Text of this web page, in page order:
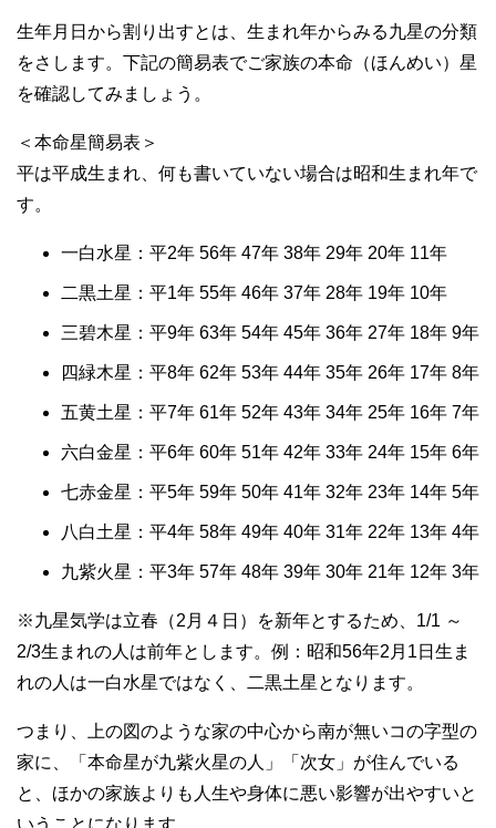
生年月日から割り出すとは、生まれ年からみる九星の分類
をさします。下記の簡易表でご家族の本命（ほんめい）星
を確認してみましょう。
＜本命星簡易表＞
平は平成生まれ、何も書いていない場合は昭和生まれ年で
す。
一白水星：平2年 56年 47年 38年 29年 20年 11年
二黒土星：平1年 55年 46年 37年 28年 19年 10年
三碧木星：平9年 63年 54年 45年 36年 27年 18年 9年
四緑木星：平8年 62年 53年 44年 35年 26年 17年 8年
五黄土星：平7年 61年 52年 43年 34年 25年 16年 7年
六白金星：平6年 60年 51年 42年 33年 24年 15年 6年
七赤金星：平5年 59年 50年 41年 32年 23年 14年 5年
八白土星：平4年 58年 49年 40年 31年 22年 13年 4年
九紫火星：平3年 57年 48年 39年 30年 21年 12年 3年
※九星気学は立春（2月４日）を新年とするため、1/1 ～
2/3生まれの人は前年とします。例：昭和56年2月1日生ま
れの人は一白水星ではなく、二黒土星となります。
つまり、上の図のような家の中心から南が無いコの字型の
家に、「本命星が九紫火星の人」「次女」が住んでいる
と、ほかの家族よりも人生や身体に悪い影響が出やすいと